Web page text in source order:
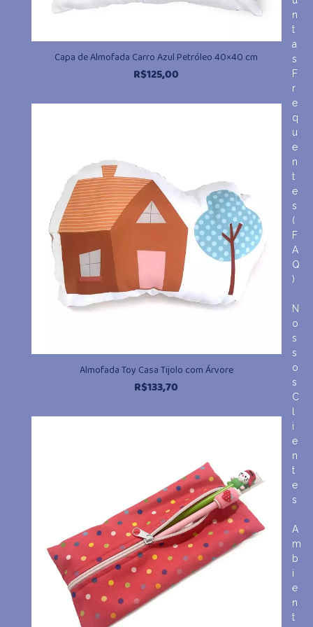
Capa de Almofada Carro Azul Petróleo 40×40 cm
R$125,00
Almofada Toy Casa Tijolo com Árvore
R$133,70
n
t
a
s
F
r
e
q
u
e
n
t
e
s
(
F
A
Q
)
N
o
s
s
o
s
C
i
e
n
t
e
s
A
m
b
i
e
n
t